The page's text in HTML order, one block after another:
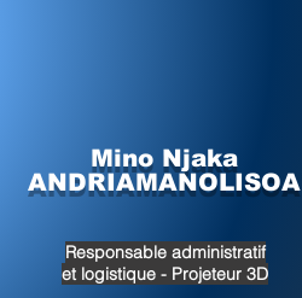
Mino Njaka
ANDRIAMANOLISOA
Responsable administratif
et logistique - Projeteur 3D